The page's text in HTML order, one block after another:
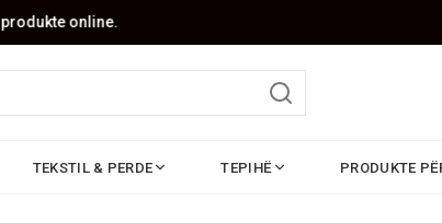
Zbritje ne produkte online.
TEKSTIL & PERDE TEPIHË PRODUKTE